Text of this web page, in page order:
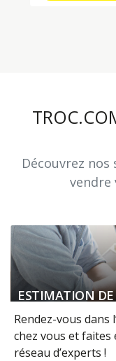
Découvrez
vendre
ESTIMATION DE
Rendez-vous dans
chez vous et
réseau d’experts !